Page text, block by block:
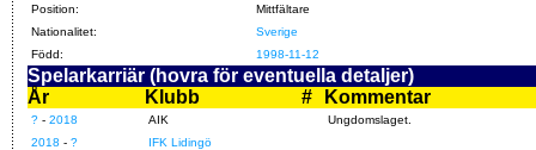
Position:
Mittfältare
Nationalitet:
Sverige
Född:
1998-11-12
Spelarkarriär (hovra för eventuella detaljer)
År
Klubb # Kommentar
? - 2018 AIK
Ungdomslaget.
2018 - ? IFK Lidingö